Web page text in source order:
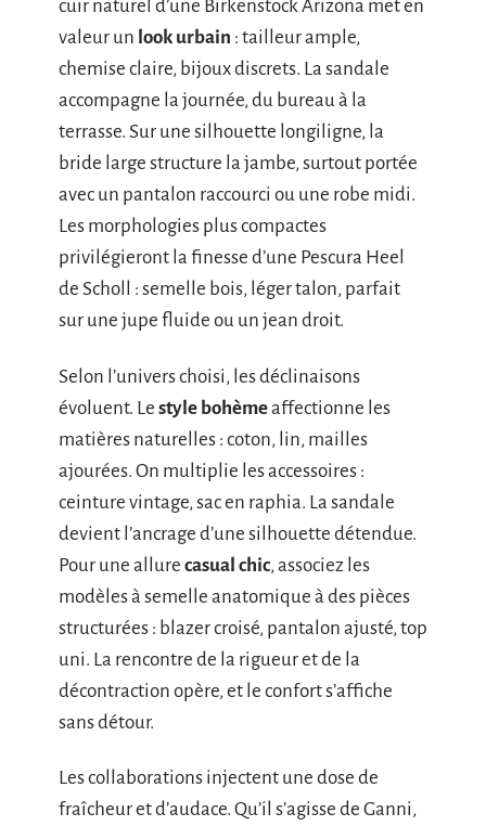
cuir naturel d’une Birkenstock Arizona met en
valeur un look urbain : tailleur ample,
chemise claire, bijoux discrets. La sandale
accompagne la journée, du bureau à la
terrasse. Sur une silhouette longiligne, la
bride large structure la jambe, surtout portée
avec un pantalon raccourci ou une robe midi.
Les morphologies plus compactes
privilégieront la finesse d’une Pescura Heel
de Scholl : semelle bois, léger talon, parfait
sur une jupe fluide ou un jean droit.
Selon l’univers choisi, les déclinaisons
évoluent. Le style bohèmeaffectionne les
matières naturelles : coton, lin, mailles
ajourées. On multiplie les accessoires :
ceinture vintage, sac en raphia. La sandale
devient l’ancrage d’une silhouette détendue.
Pour une allure casual chic, associez les
modèles à semelle anatomique à des pièces
structurées : blazer croisé, pantalon ajusté, top
uni. La rencontre de la rigueur et de la
décontraction opère, et le confort s’affiche
sans détour.
Les collaborations injectent une dose de
fraîcheur et d’audace. Qu’il s’agisse de Ganni,